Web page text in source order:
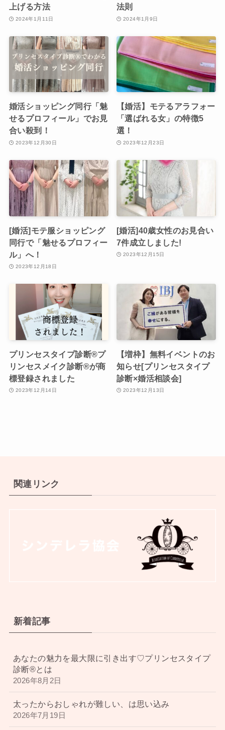
上げる方法
2024年1月11日
法則
2024年1月9日
婚活ショッピング同行「魅
せるプロフィール」でお見
合い殺到！
2023年12月30日
【婚活】モテるアラフォー
「選ばれる女」の特徴5
選！
2023年12月23日
[婚活]モテ服ショッピング
同行で「魅せるプロフィー
ル」へ！
2023年12月18日
[婚活]40歳女性のお見合い
7件成立しました!
2023年12月15日
プリンセスタイプ診断®︎プ
リンセスメイク診断®︎が商
標登録されました
2023年12月14日
【増枠】無料イベントのお
知らせ[プリンセスタイプ
診断×婚活相談会]
2023年12月13日
関連リンク
新着記事
あなたの魅力を最大限に引き出す♡プリンセスタイプ
診断®︎とは
2026年8月2日
太ったからおしゃれが難しい、は思い込み
2026年7月19日